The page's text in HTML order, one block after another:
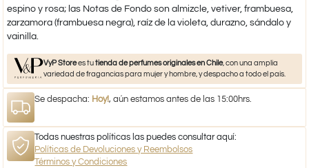
espino y rosa; las Notas de Fondo son almizcle, vetiver, frambuesa,
zarzamora (frambuesa negra), raíz de la violeta, durazno, sándalo y
vainilla.
VyP Storees tutienda de perfumes originales en Chile, con una amplia
variedad de fragancias para mujer y hombre, y despacho a todo el país.
Se despacha: Hoy!, aún estamos antes de las 15:00hrs.
Todas nuestras políticas las puedes consultar aquí:
Políticas de Devoluciones y Reembolsos
Términos y Condiciones